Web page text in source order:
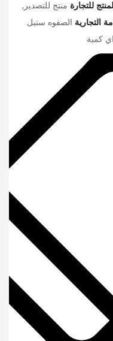
للتجارة منتج للتصدير,
التجارية الصفوه ستيل
اي كمية